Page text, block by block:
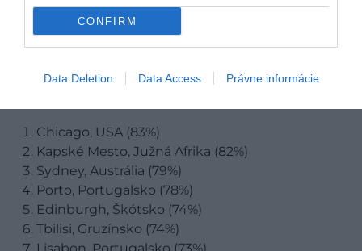
CONFIRM
Data Deletion Data Access Právne informácie
Chicago, USA (83%)
Kapské Mesto, Južná Afrika (82%)
Sydney, Austrália (79%)
Porto, Portugalsko (78%)
Edinburgh, Škótsko (74%)
Tbilisi, Gruzínsko (74%)